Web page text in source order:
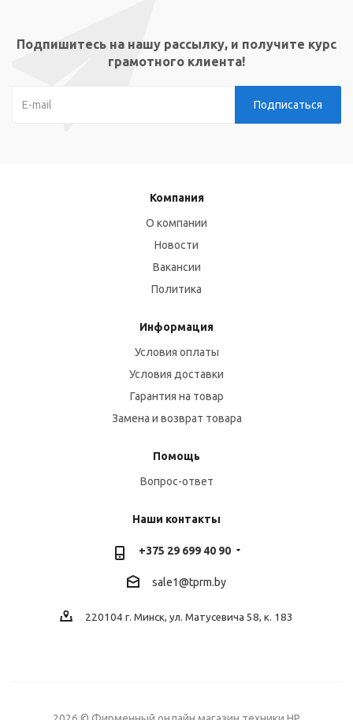
Подпишитесь на нашу рассылку, и получите курс
грамотного клиента!
Компания
О компании
Новости
Вакансии
Политика
Информация
Условия оплаты
Условия доставки
Гарантия на товар
Замена и возврат товара
Помощь
Вопрос-ответ
Наши контакты
+375 29 699 40 90
sale1@tprm.by
220104 г. Минск, ул. Матусевича 58, к. 183